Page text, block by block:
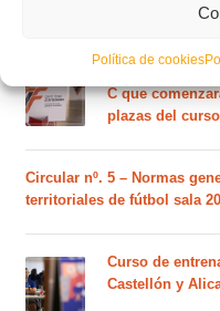
Política de cookies
martes 4 de
Nuevo curso
C que
plazas del
Circular nº. 5 – Normas
territoriales de fútbol sala
Curso de
Castellón y